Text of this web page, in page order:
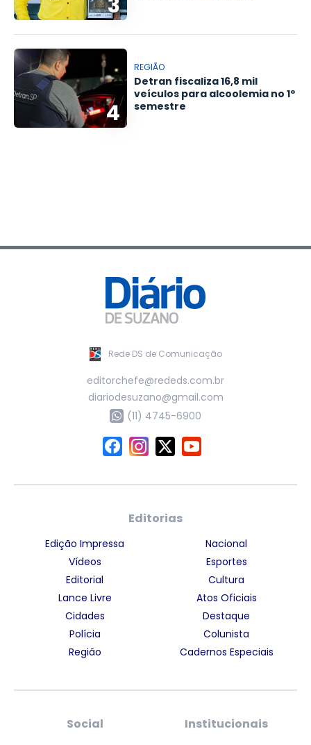
4
REGIÃO
Detran fiscaliza 16,8 mil
veículos para alcoolemia no 1º
semestre
Rede DS de Comunicação
editorchefe@rededs.com.br
diariodesuzano@gmail.com
(11) 4745-6900
Editorias
Edição Impressa
Vídeos
Editorial
Lance Livre
Cidades
Polícia
Região
Nacional
Esportes
Cultura
Atos Oficiais
Destaque
Colunista
Cadernos Especiais
Social Institucionais